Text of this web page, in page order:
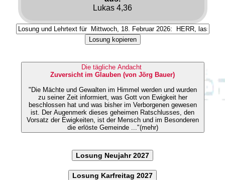
Lukas 4,36
Losung kopieren
Die tägliche Andacht
Zuversicht im Glauben (von Jörg Bauer)
"Die Mächte und Gewalten im Himmel werden und wurden
zu seiner Zeit informiert, was Gott von Ewigkeit her
beschlossen hat und was bisher im Verborgenen gewesen
ist. Der Augenmerk dieses geheimen Ratschlusses, den
Vorsatz der Ewigkeiten, ist der Mensch und im Besonderen
die erlöste Gemeinde ..."(mehr)
Losung Neujahr 2027
Losung Karfreitag 2027